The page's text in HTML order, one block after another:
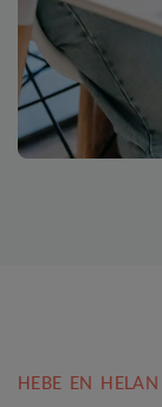
HEBE EN HELAN